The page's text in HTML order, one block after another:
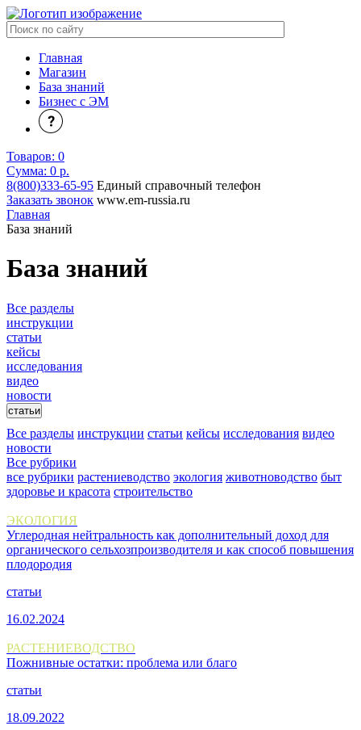
Главная
Магазин
База знаний
Бизнес с ЭМ
Товаров: 0
Сумма: 0 р.
8(800)333-65-95 Единый справочный телефон
Заказать звонок www.em-russia.ru
Главная
База знаний
База знаний
Все разделы
инструкции
статьи
кейсы
исследования
видео
новости
статьи
Все разделы инструкции статьи кейсы исследования видео
новости
Все рубрики
все рубрики растениеводство экология животноводство быт
здоровье и красота строительство
ЭКОЛОГИЯ
Углеродная нейтральность как дополнительный доход для
органического сельхозпроизводителя и как способ повышения
плодородия
статьи
16.02.2024
РАСТЕНИЕВОДСТВО
Пожнивные остатки: проблема или благо
статьи
18.09.2022